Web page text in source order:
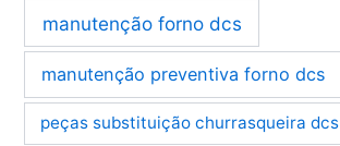
manutenção forno dcs
manutenção preventiva forno dcs
peças substituição churrasqueira dcs